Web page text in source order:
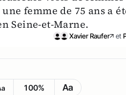
femme de 75 ans a
Seine-et-Marne.
Xavier Raufer et
100% Aa